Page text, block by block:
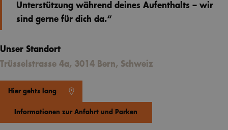
Unterstützung während deines Aufenthalts – wir
sind gerne für dich da.“
Unser Standort
Trüsselstrasse 4a, 3014 Bern, Schweiz
Hier gehts lang
Informationen zur Anfahrt und Parken